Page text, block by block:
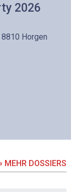
2026
Horgen
MEHR DOSSIERS